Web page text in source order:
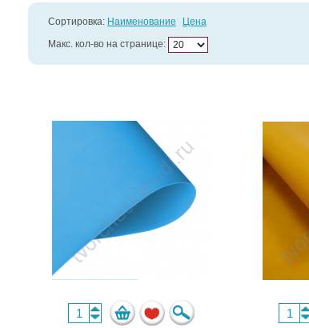
Сортировка: Наименование Цена
Макс. кол-во на странице: